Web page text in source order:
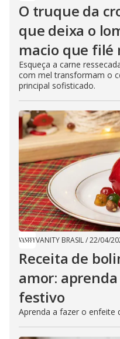
O truque da
que deixa o
macio que filé
Esqueça a carne
com mel transformam o
principal sofisticado.
VANITY BRASIL/22/04/
​Receita de
amor:
festivo
Aprenda a fazer o enfeite